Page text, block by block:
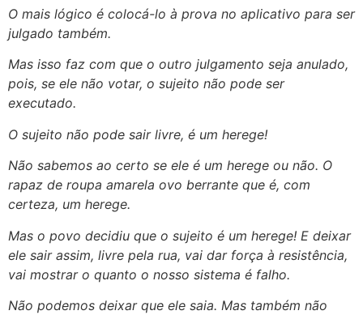
O mais lógico é colocá-lo à prova no aplicativo para ser
julgado também.
Mas isso faz com que o outro julgamento seja anulado,
pois, se ele não votar, o sujeito não pode ser
executado.
O sujeito não pode sair livre, é um herege!
Não sabemos ao certo se ele é um herege ou não. O
rapaz de roupa amarela ovo berrante que é, com
certeza, um herege.
Mas o povo decidiu que o sujeito é um herege! E deixar
ele sair assim, livre pela rua, vai dar força à resistência,
vai mostrar o quanto o nosso sistema é falho.
Não podemos deixar que ele saia. Mas também não